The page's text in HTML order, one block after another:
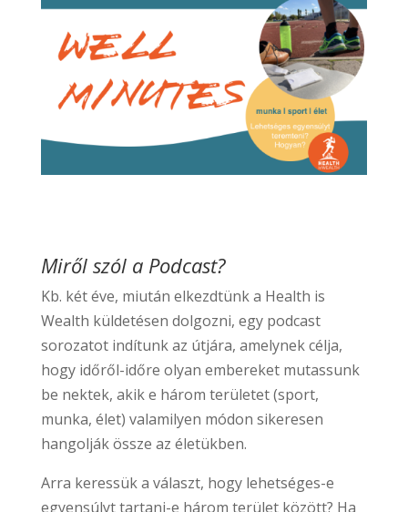
Miről szól a Podcast?
Kb. két éve, miután elkezdtünk a Health is
Wealth küldetésen dolgozni, egy podcast
sorozatot indítunk az útjára, amelynek célja,
hogy időről-időre olyan embereket mutassunk
be nektek, akik e három területet (sport,
munka, élet) valamilyen módon sikeresen
hangolják össze az életükben.
Arra keressük a választ, hogy lehetséges-e
egyensúlyt tartani-e három terület között? Ha